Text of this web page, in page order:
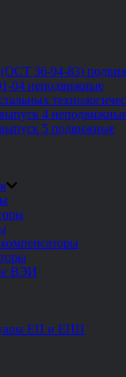
36-94-83)
04 неподвижные
4
5 подвижные
ВЭИ
ЕП и ЕПП